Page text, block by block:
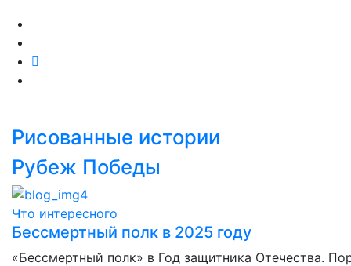
Рисованные истории
Рубеж Победы
Что интересного
Бессмертный полк в 2025 году
«Бессмертный полк» в Год защитника Отечества.